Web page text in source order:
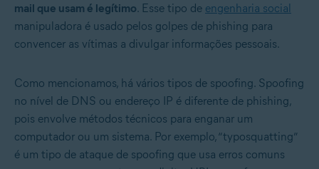
mail que usam é legítimo. Esse tipo de engenharia social
manipuladora é usado pelos golpes de phishing para
convencer as vítimas a divulgar informações pessoais.
Como mencionamos, há vários tipos de spoofing. Spoofing
no nível de DNS ou endereço IP é diferente de phishing,
pois envolve métodos técnicos para enganar um
computador ou um sistema. Por exemplo, “typosquatting”
é um tipo de ataque de spoofing que usa erros comuns